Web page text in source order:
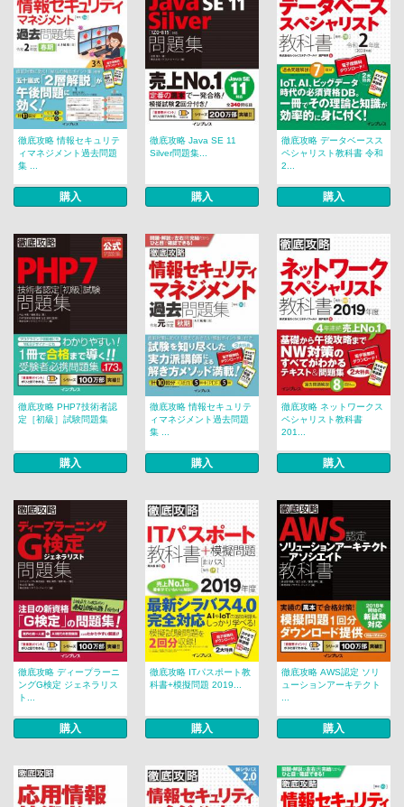
徹底攻略 情報セキュリテ
ィマネジメント過去問題
集 ...
購入
徹底攻略 Java SE 11
Silver問題集...
購入
徹底攻略 データベースス
ペシャリスト教科書 令和
2...
購入
徹底攻略 PHP7技術者認
定［初級］試験問題集
購入
徹底攻略 情報セキュリテ
ィマネジメント過去問題
集 ...
購入
徹底攻略 ネットワークス
ペシャリスト教科書
201...
購入
徹底攻略 ディープラーニ
ングG検定 ジェネラリス
ト...
購入
徹底攻略 ITパスポート教
科書+模擬問題 2019...
購入
徹底攻略 AWS認定 ソリ
ューションアーキテクト
購入